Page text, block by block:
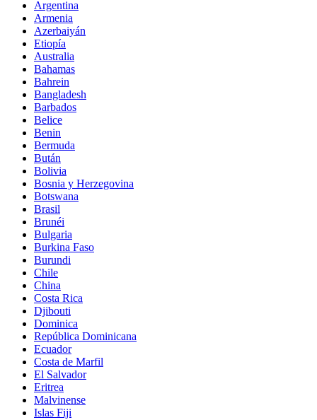
Argentina
Armenia
Azerbaiyán
Etiopía
Australia
Bahamas
Bahrein
Bangladesh
Barbados
Belice
Benin
Bermuda
Bután
Bolivia
Bosnia y Herzegovina
Botswana
Brasil
Brunéi
Bulgaria
Burkina Faso
Burundi
Chile
China
Costa Rica
Djibouti
Dominica
República Dominicana
Ecuador
Costa de Marfil
El Salvador
Eritrea
Malvinense
Islas Fiji